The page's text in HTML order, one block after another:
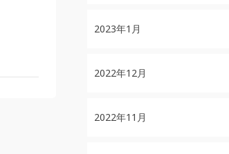
2023年1月
2022年12月
2022年11月